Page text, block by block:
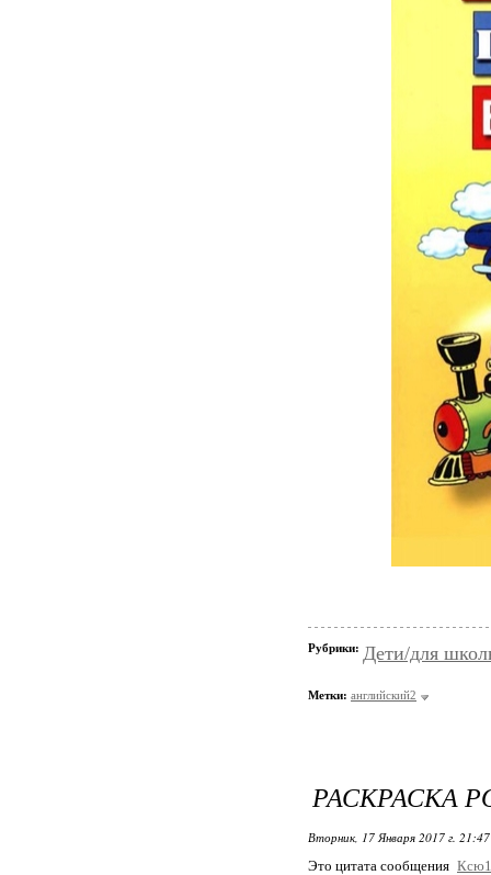
Рубрики: Дети/для
Метки: английский2
РАСКРАСКА
Вторник, 17 Января 2017 г.
Это цитата сообщения